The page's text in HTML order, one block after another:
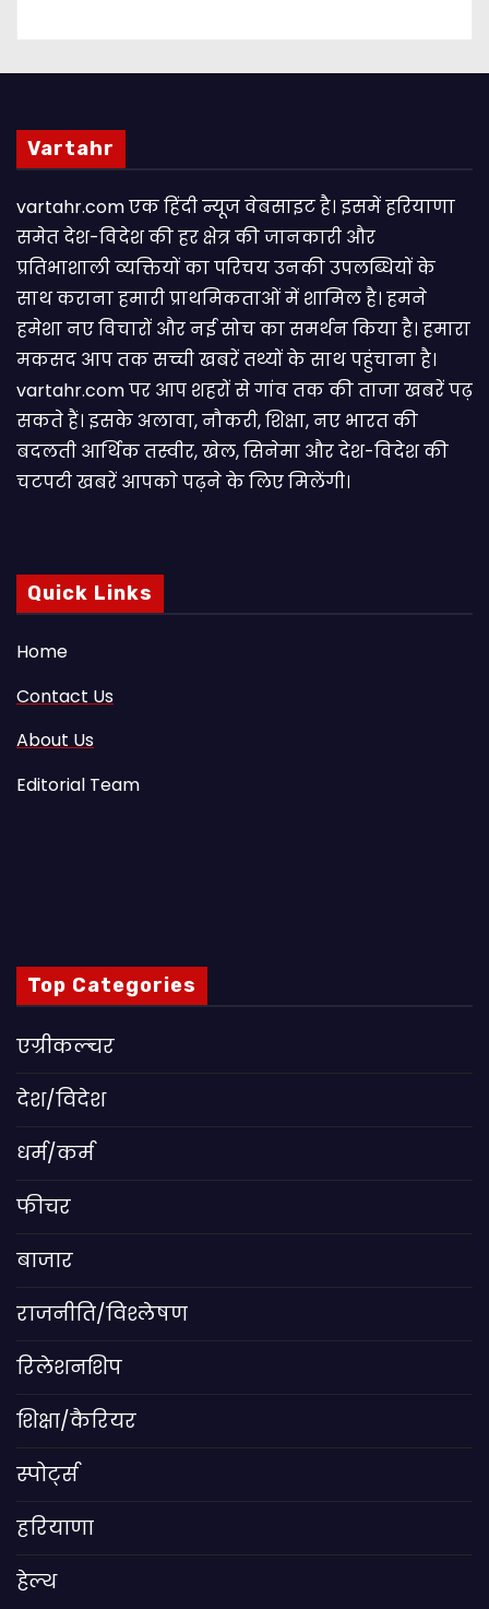
Vartahr
vartahr.com एक हिंदी न्यूज वेबसाइट है। इसमें हरियाणा
समेत देश-विदेश की हर क्षेत्र की जानकारी और
प्रतिभाशाली व्यक्तियों का परिचय उनकी उपलब्धियों के
साथ कराना हमारी प्राथमिकताओं में शामिल है। हमने
हमेशा नए विचारों और नई सोच का समर्थन किया है। हमारा
मकसद आप तक सच्ची खबरें तथ्यों के साथ पहुंचाना है।
vartahr.com पर आप शहरों से गांव तक की ताजा खबरें पढ़
सकते हैं। इसके अलावा, नौकरी, शिक्षा, नए भारत की
बदलती आर्थिक तस्वीर, खेल, सिनेमा और देश-विदेश की
चटपटी खबरें आपकाे पढ़ने के लिए मिलेंगी।
Quick Links
Home
Contact Us
About Us
Editorial Team
Top Categories
एग्रीकल्चर
देश/विदेश
धर्म/कर्म
फीचर
बाजार
राजनीति/विश्लेषण
रिलेशनशिप
शिक्षा/कैरियर
स्पोर्ट्स
हरियाणा
हेल्थ